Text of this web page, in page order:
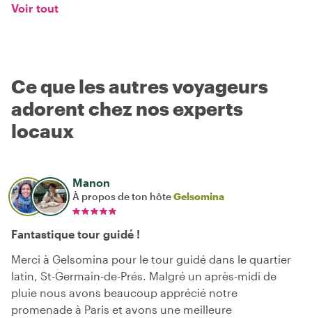
Voir tout
Ce que les autres voyageurs
adorent chez nos experts
locaux
Manon
À propos de ton hôteGelsomina
Fantastique tour guidé !
Merci à Gelsomina pour le tour guidé dans le quartier
latin, St-Germain-de-Prés. Malgré un après-midi de
pluie nous avons beaucoup apprécié notre
promenade à Paris et avons une meilleure